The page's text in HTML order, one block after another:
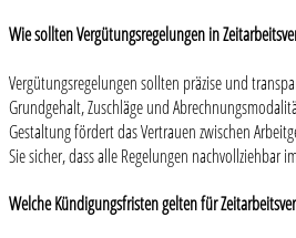
Wie sollten Vergütungsregelungen in
Vergütungsregelungen sollten präzise und
Grundgehalt, Zuschläge und
Gestaltung fördert das Vertrauen zwischen
Sie sicher, dass alle Regelungen nachvollziehbar
Welche Kündigungsfristen gelten für